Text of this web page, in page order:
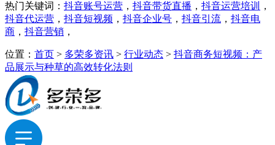
热门关键词： 抖音账号运营 ， 抖音带货直播 ， 抖音运营培训
，
抖音代运营 ， 抖音短视频 ， 抖音企业号 ， 抖音引流 ， 抖音电
商 ， 抖音营销 ，
位置： 首页 > 多荣多资讯 > 行业动态 > 抖音商务短视频：产
品展示与种草的高效转化法则